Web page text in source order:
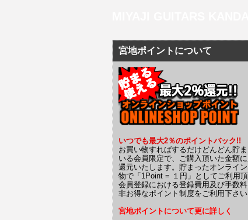
宮地ポイントについて
いつでも最大2％のポイントバック!!
お買い物すればするだけどんどん貯
いる会員限定で、ご購入頂いた金額
還元いたします。貯まったオンライ
物で「1Point = １円」としてご利用頂
会員登録における登録費用及び手数
非お得なポイント制度をご利用下さい
宮地ポイントについて更に詳しく